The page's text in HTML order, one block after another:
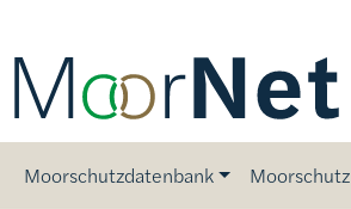
Main navigation
Moorschutzdatenbank Moorschutz